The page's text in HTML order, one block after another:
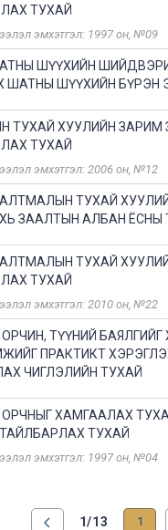
ТУХАЙ
эмхэтгэл: 1997 он, №09
ШҮҮХИЙН
ШАТНЫ ШҮҮХИЙН БҮРЭН
ТУХАЙ ХУУЛИЙН ЗАРИМ
ТУХАЙ
эмхэтгэл: 2006 он, №12
ТУХАЙ
ЗААЛТЫН АЛБАН ЁСНЫ
ТУХАЙ
ТУХАЙ
эмхэтгэл: 2010 он, №22
ТҮҮНИЙ
ПРАКТИКТ
ЧИГЛЭЛИЙН ТУХАЙ
ОРЧНЫГ ХАМГААЛАХ
ТУХАЙ
эмхэтгэл: 1997 он, №04
1/13 1